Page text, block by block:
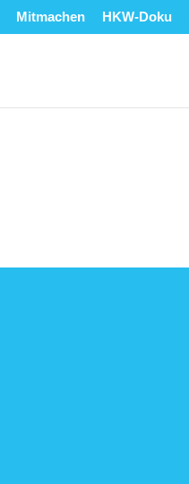
Mitmachen HKW-Doku